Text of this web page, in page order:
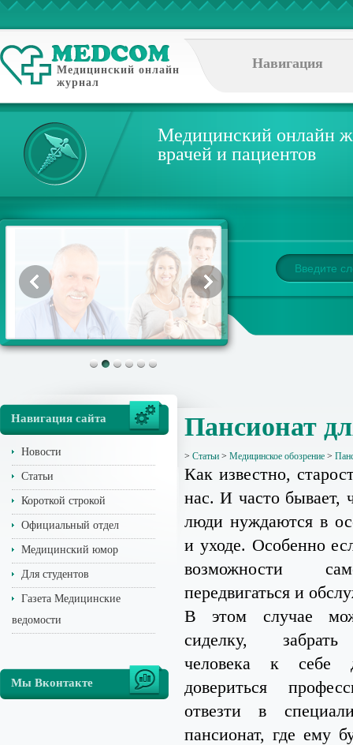
Медицинский онлайн
журнал
Навигация
Медицинский онлайн
врачей и пациентов
Навигация сайта
Новости
Статьи
Короткой строкой
Официальный отдел
Медицинский юмор
Для студентов
Газета Медицинские
ведомости
Мы Вконтакте
Пансионат
> Статьи > Медицинское обозрение >
Как известно,
нас. И часто бывает,
люди нуждаются в
и уходе. Особенно
возможности
передвигаться и
В этом случае
сиделку,
человека к себе
довериться
отвезти в
пансионат, где ему